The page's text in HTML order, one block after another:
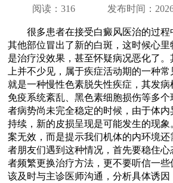
办
阅读： 316 发布时间：
很多患者在接受白癜风医治的过程
其他部位冒出了新的白斑，这时候心
是治疗没效果，甚至怀疑病况恶化了
上并不少见，属于疾症活动期的一种
就是一种慢性色素脱失性疾症，其发病
免疫系统紊乱、黑色素细胞损伤等多
者病势尚未完全稳定的时候，由于体
持续，新的皮损呈现是可能发生的现
案无效，而是提示我们机体的内环境还
者朋友们遇到这种情况，首先要稳住
者频繁更换治疗方法，更不要听信一
该及时与主诊医师沟通，分析具体诱